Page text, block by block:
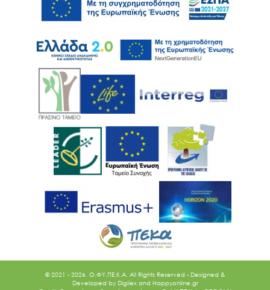
© 2021 - 2026. O.ΦΥ.ΠΕ.Κ.Α. All Rights Reserved - Designed &
Developed by Digilex and Happyonline.gr